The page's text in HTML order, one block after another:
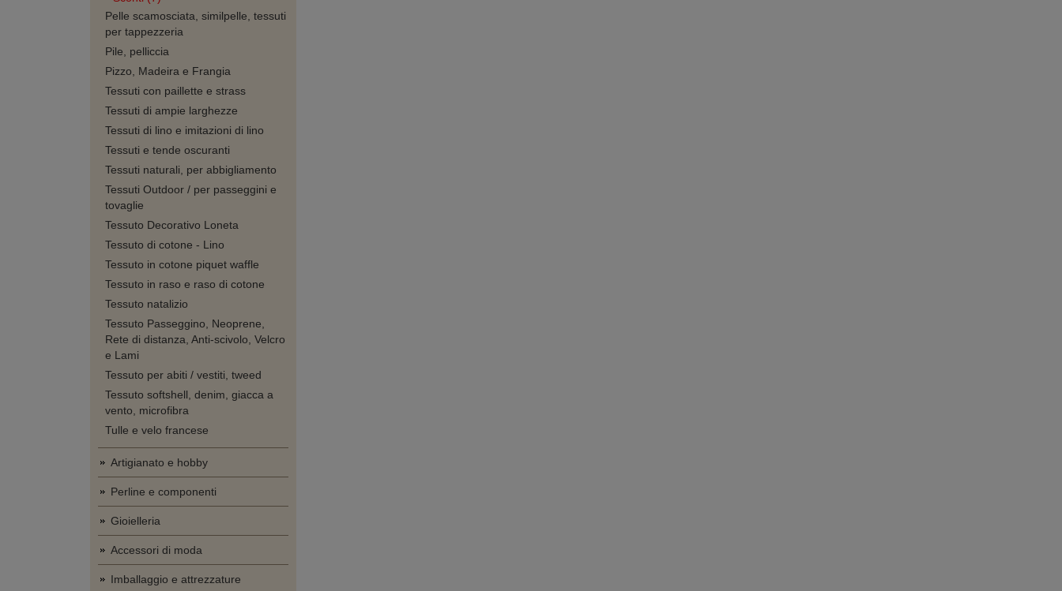
Pelle scamosciata, similpelle, tessuti
per tappezzeria
Pile, pelliccia
Pizzo, Madeira e Frangia
Tessuti con paillette e strass
Tessuti di ampie larghezze
Tessuti di lino e imitazioni di lino
Tessuti e tende oscuranti
Tessuti naturali, per abbigliamento
Tessuti Outdoor / per passeggini e
tovaglie
Tessuto Decorativo Loneta
Tessuto di cotone - Lino
Tessuto in cotone piquet waffle
Tessuto in raso e raso di cotone
Tessuto natalizio
Tessuto Passeggino, Neoprene,
Rete di distanza, Anti-scivolo, Velcro
e Lami
Tessuto per abiti / vestiti, tweed
Tessuto softshell, denim, giacca a
vento, microfibra
Tulle e velo francese
Artigianato e hobby
Perline e componenti
Gioielleria
Accessori di moda
Imballaggio e attrezzature